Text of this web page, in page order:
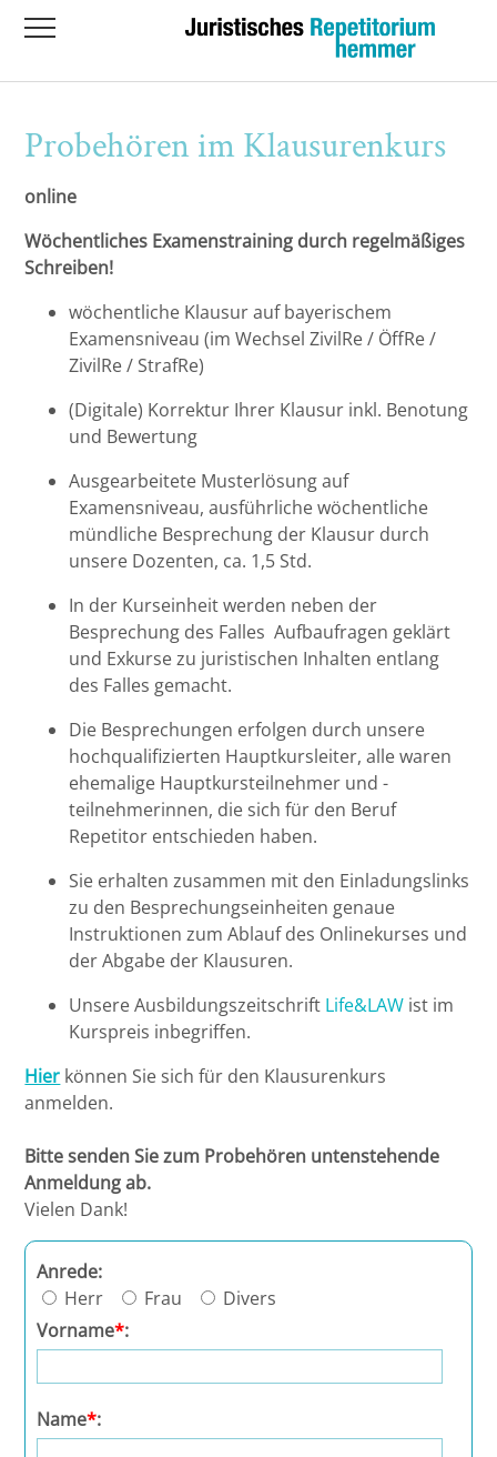
Probehören im Klausurenkurs
online
Wöchentliches Examenstraining durch regelmäßiges
Schreiben!
wöchentliche Klausur auf bayerischem
Examensniveau (im Wechsel ZivilRe / ÖffRe /
ZivilRe / StrafRe)
(Digitale) Korrektur Ihrer Klausur inkl. Benotung
und Bewertung
Ausgearbeitete Musterlösung auf
Examensniveau, ausführliche wöchentliche
mündliche Besprechung der Klausur durch
unsere Dozenten, ca. 1,5 Std.
In der Kurseinheit werden neben der
Besprechung des Falles Aufbaufragen geklärt
und Exkurse zu juristischen Inhalten entlang
des Falles gemacht.
Die Besprechungen erfolgen durch unsere
hochqualifizierten Hauptkursleiter, alle waren
ehemalige Hauptkursteilnehmer und -
teilnehmerinnen, die sich für den Beruf
Repetitor entschieden haben.
Sie erhalten zusammen mit den Einladungslinks
zu den Besprechungseinheiten genaue
Instruktionen zum Ablauf des Onlinekurses und
der Abgabe der Klausuren.
Unsere Ausbildungszeitschrift Life&LAW ist im
Kurspreis inbegriffen.
Hier können Sie sich für den Klausurenkurs
anmelden.
Bitte senden Sie zum Probehören untenstehende
Anmeldung ab.
Vielen Dank!
Anrede:
Herr
Frau
Divers
Vorname*:
Name*:
Übersicht
Augsburg
Bayeuth
Berlin-Dahlem
Berlin-Mitte
Bielefeld
Bochum
Bonn
Bremen
Düsseldorf
Erlangen
Frankfurt/O.
Freiburg
Gießen
Greifswald
Hamburg
Hannover
Heidelberg
Jena
Kiel
Konstanz
Köln
Übersicht
Hauptkurs
Hauptkurs 2026 I - hybrid: Präsenz und
Online via zoom -
Klausurenkurs
Klausurenkurs hemmer@home
Individual-Kurs
hemmer.individual - Einzelunterricht
Life&LAW-Kurs / Rechtsprechungskurs
Life&LAW@home - Zukünftige
ONLINE Kurs!
Übersicht
Ass. iur. Moritz Motel
RA Ludwig Wenzl